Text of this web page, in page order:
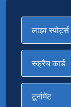
लाइव स्पोर्ट्स
स्क्रैच कार्ड
टूर्नामेंट